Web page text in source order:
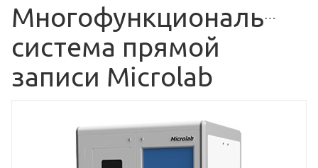
Многофункциональная
система прямой
записи Microlab